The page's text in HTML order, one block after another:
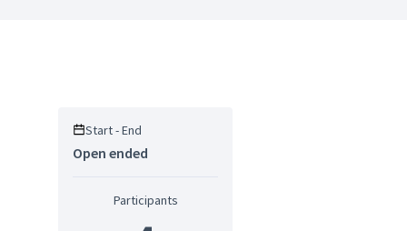
Start - End
Open ended
Participants